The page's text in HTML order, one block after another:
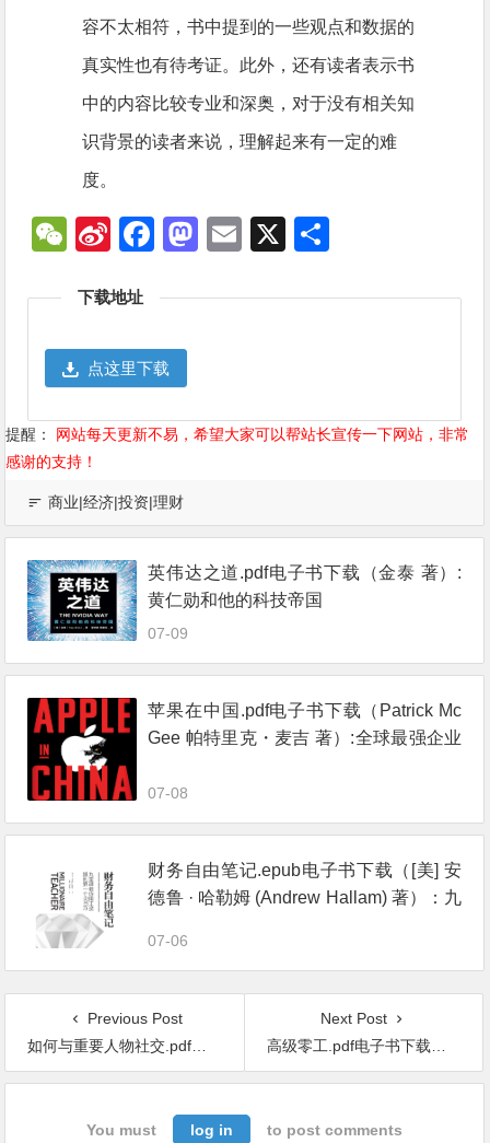
容不太相符，书中提到的一些观点和数据的
真实性也有待考证。此外，还有读者表示书
中的内容比较专业和深奥，对于没有相关知
识背景的读者来说，理解起来有一定的难
度。
WeChat
SinaFacebook
Mastodon
Email
X
下载地址
点这里下载
提醒：
网站每天更新不易，希望大家可以帮站长宣传一下网站，非常
感谢的支持！
商业|经济|投资|理财
英伟达之道.pdf电子书下载（金泰 著）:
黄仁勋和他的科技帝国
07-09
苹果在中国.pdf电子书下载（Patrick Mc
Gee 帕特里克・麦吉 著）:全球最强企业
07-08
财务自由笔记.epub电子书下载（[美] 安
德鲁 · 哈勒姆 (Andrew Hallam) 著）：九
07-06
Previous Post
如何与重要人物社交.pdf电子书下载（利娅·伯曼, 杰里米·伯纳德 著）：高级社交秘书教你 深化关系、化解危机、高效合作
Next Post
高级零工.pdf电子书下载（村上敦伺 著）：如何将个人技能有效变现
You must log in to post comments